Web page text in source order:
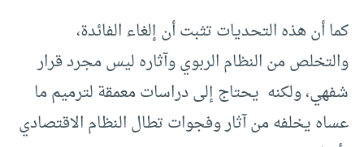
كما أن هذه التحديات تثبت أن إلغاء الفائدة،
والتخلص من النظام الربوي وآثاره ليس مجرد قرار
شفهي، ولكنه يحتاج إلى دراسات معمقة لترميم ما
عساه يخلفه من آثار وفجوات تطال النظام الاقتصادي